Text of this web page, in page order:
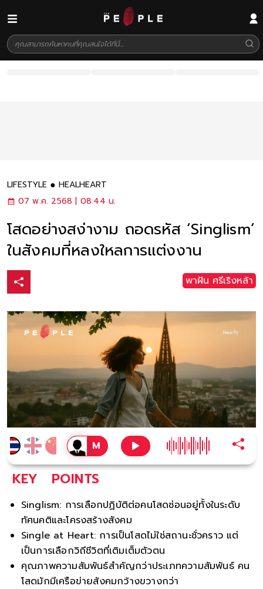
LIFESTYLE
HEALHEART
07 พ.ค. 2568 | 08:44 น.
โสดอย่างสง่างาม ถอดรหัส ‘Singlism’
ในสังคมที่หลงใหลการแต่งงาน
พาฝัน ศรีเริงหล้า
KEY POINTS
Singlism: การเลือกปฏิบัติต่อคนโสดซ่อนอยู่ทั้งในระดับ
ทัศนคติและโครงสร้างสังคม
Single at Heart: การเป็นโสดไม่ใช่สถานะชั่วคราว แต่
เป็นการเลือกวิถีชีวิตที่เติมเต็มตัวตน
คุณภาพความสัมพันธ์สำคัญกว่าประเภทความสัมพันธ์ คน
โสดมักมีเครือข่ายสังคมกว้างขวางกว่า